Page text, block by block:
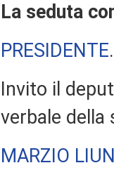
La seduta
PRESIDENTE
Invito il
verbale della
MARZIO